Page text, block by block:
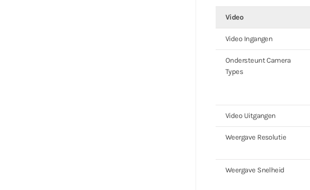
Video
Video Ingangen
Ondersteunt Camera
Types
Video Uitgangen
Weergave Resolutie
Weergave Snelheid